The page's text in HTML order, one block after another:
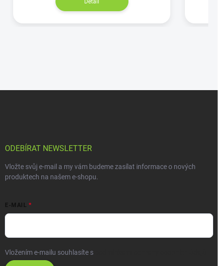
Detail
ODEBÍRAT NEWSLETTER
Vložte svůj e-mail a my vám budeme zasílat informace o nových
produktech na našem e-shopu.
E-MAIL
Vložením e-mailu souhlasíte s